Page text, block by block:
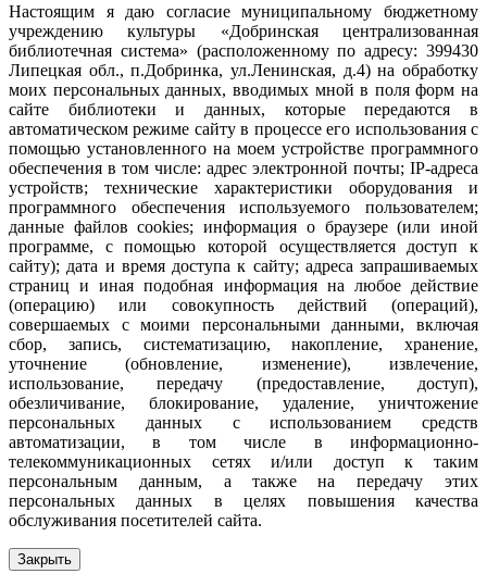
Настоящим я даю согласие муниципальному бюджетному
учреждению культуры «Добринская централизованная
библиотечная система» (расположенному по адресу: 399430
Липецкая обл., п.Добринка, ул.Ленинская, д.4) на обработку
моих персональных данных, вводимых мной в поля форм на
сайте библиотеки и данных, которые передаются в
автоматическом режиме сайту в процессе его использования с
помощью установленного на моем устройстве программного
обеспечения в том числе: адрес электронной почты; IP-адреса
устройств; технические характеристики оборудования и
программного обеспечения используемого пользователем;
данные файлов cookies; информация о браузере (или иной
программе, с помощью которой осуществляется доступ к
сайту); дата и время доступа к сайту; адреса запрашиваемых
страниц и иная подобная информация на любое действие
(операцию) или совокупность действий (операций),
совершаемых с моими персональными данными, включая
сбор, запись, систематизацию, накопление, хранение,
уточнение (обновление, изменение), извлечение,
использование, передачу (предоставление, доступ),
обезличивание, блокирование, удаление, уничтожение
персональных данных с использованием средств
автоматизации, в том числе в информационно-
телекоммуникационных сетях и/или доступ к таким
персональным данным, а также на передачу этих
персональных данных в целях повышения качества
обслуживания посетителей сайта.
Закрыть